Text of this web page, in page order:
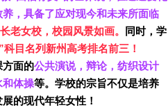
，具备了应对现今和未来所面临
老女校，校园风景如画。
同时，学
科目名列新州高考排名前三 ！
方面的公共演说，辩论，纺织设计
和体操等。学校的宗旨不仅是培养
的现代年轻女性！